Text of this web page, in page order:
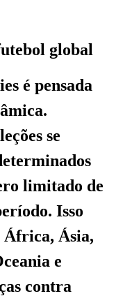
global
é pensada
se
limitado de
Isso
África, Ásia,
e
contra